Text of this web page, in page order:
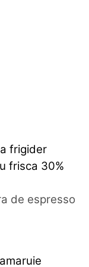
frigider
frisca 30%
de espresso